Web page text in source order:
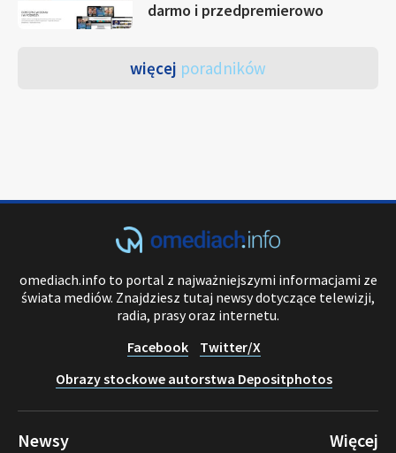
darmo i przedpremierowo
więcej poradników
omediach.info to portal z najważniejszymi informacjami ze
świata mediów. Znajdziesz tutaj newsy dotyczące telewizji,
radia, prasy oraz internetu.
Facebook
Twitter/X
Obrazy stockowe autorstwa Depositphotos
Newsy Więcej